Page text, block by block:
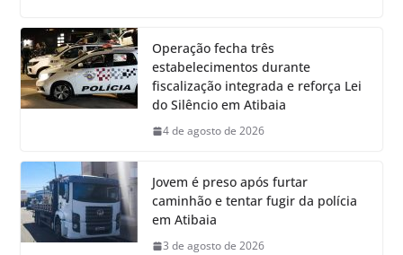
Operação fecha três
estabelecimentos durante
fiscalização integrada e reforça Lei
do Silêncio em Atibaia
4 de agosto de 2026
Jovem é preso após furtar
caminhão e tentar fugir da polícia
em Atibaia
3 de agosto de 2026